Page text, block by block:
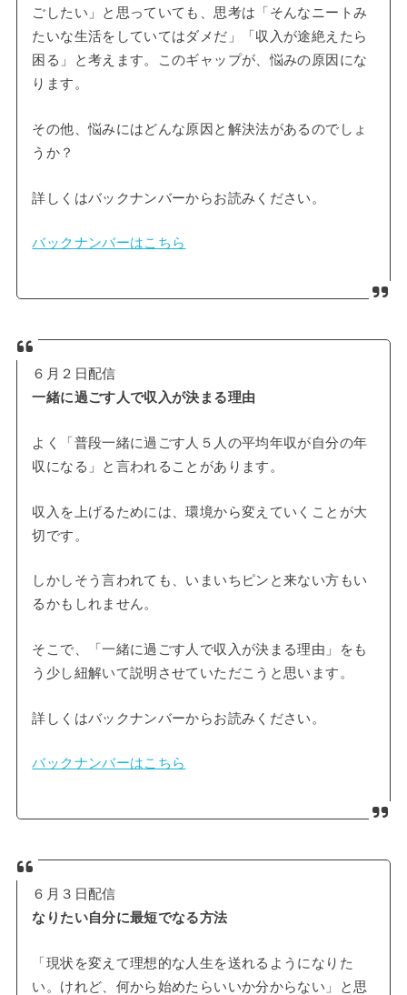
ごしたい」と思っていても、思考は「そんなニートみ
たいな生活をしていてはダメだ」「収入が途絶えたら
困る」と考えます。このギャップが、悩みの原因にな
ります。
その他、悩みにはどんな原因と解決法があるのでしょ
うか？
詳しくはバックナンバーからお読みください。
バックナンバーはこちら
６月２日配信
一緒に過ごす人で収入が決まる理由
よく「普段一緒に過ごす人５人の平均年収が自分の年
収になる」と言われることがあります。
収入を上げるためには、環境から変えていくことが大
切です。
しかしそう言われても、いまいちピンと来ない方もい
るかもしれません。
そこで、「一緒に過ごす人で収入が決まる理由」をも
う少し紐解いて説明させていただこうと思います。
詳しくはバックナンバーからお読みください。
バックナンバーはこちら
６月３日配信
なりたい自分に最短でなる方法
「現状を変えて理想的な人生を送れるようになりた
い。けれど、何から始めたらいいか分からない」と思